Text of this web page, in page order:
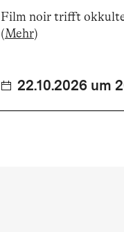
Film noir trifft
(Mehr)
22.10.2026 um